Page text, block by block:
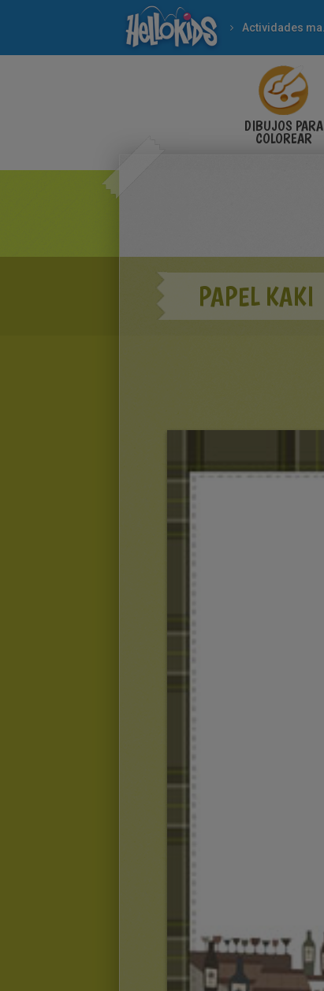
Actividades manuales
DIBUJOS PARA
COLOREAR
PAPEL KAKI